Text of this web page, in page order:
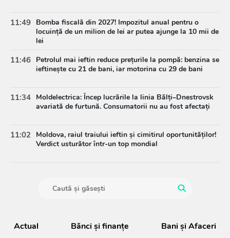
11:49 Bomba fiscală din 2027! Impozitul anual pentru o
locuință de un milion de lei ar putea ajunge la 10 mii de
lei
11:46 Petrolul mai ieftin reduce prețurile la pompă: benzina se
ieftinește cu 21 de bani, iar motorina cu 29 de bani
11:34 Moldelectrica: Încep lucrările la linia Bălți–Dnestrovsk
avariată de furtună. Consumatorii nu au fost afectați
11:02 Moldova, raiul traiului ieftin și cimitirul oportunităților!
Verdict usturător într-un top mondial
Actual Bănci şi finanţe Bani și Afaceri